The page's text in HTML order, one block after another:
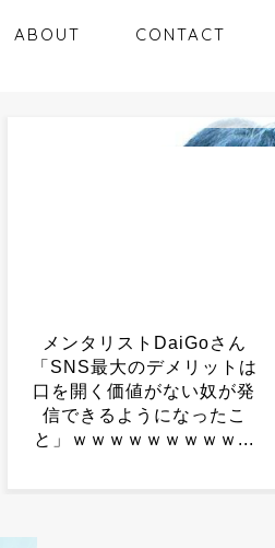
ABOUT CONTACT
【衝撃】クマに襲われたハ
ンター、とんでもない方法
で生還してしまう…...